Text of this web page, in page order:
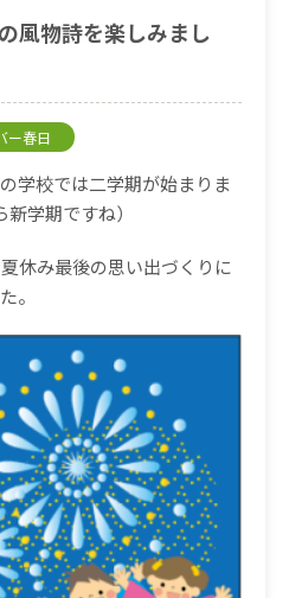
風物詩を楽しみまし
ー春日
学校では二学期が始まりま
新学期ですね）
休み最後の思い出づくりに
。